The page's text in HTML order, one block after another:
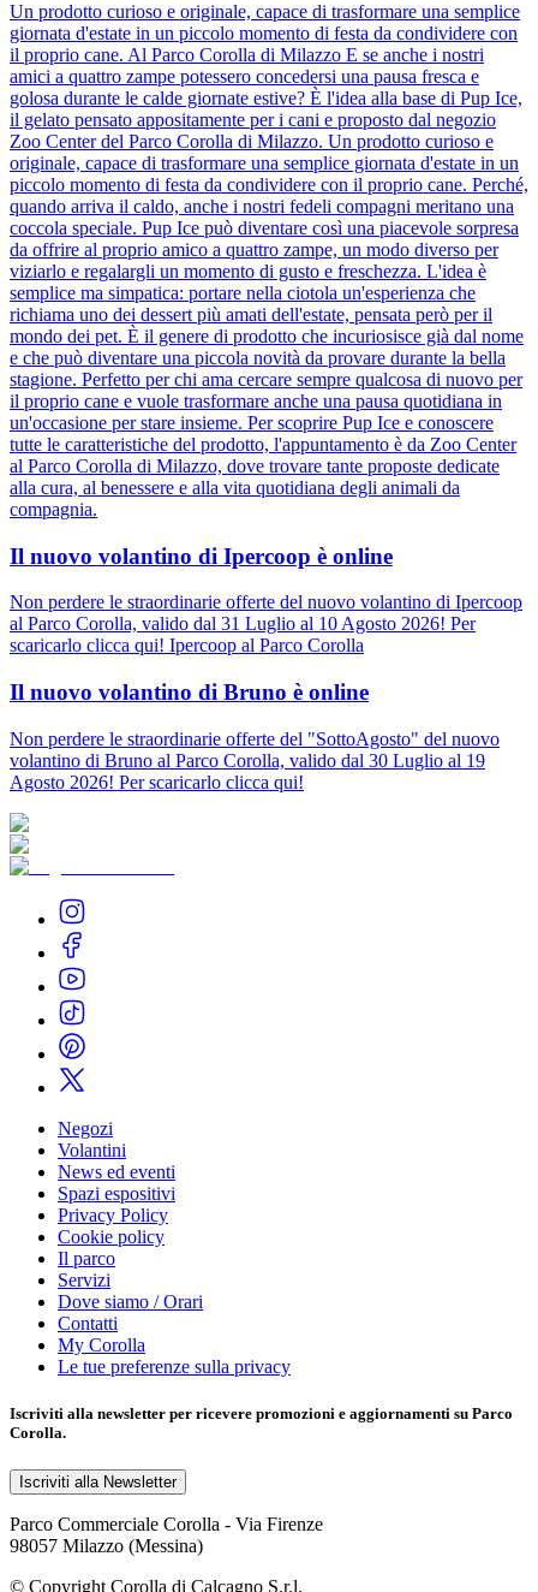
Un prodotto curioso e originale, capace di trasformare una semplice
giornata d'estate in un piccolo momento di festa da condividere con
il proprio cane. Al Parco Corolla di Milazzo E se anche i nostri
amici a quattro zampe potessero concedersi una pausa fresca e
golosa durante le calde giornate estive? È l'idea alla base di Pup Ice,
il gelato pensato appositamente per i cani e proposto dal negozio
Zoo Center del Parco Corolla di Milazzo. Un prodotto curioso e
originale, capace di trasformare una semplice giornata d'estate in un
piccolo momento di festa da condividere con il proprio cane. Perché,
quando arriva il caldo, anche i nostri fedeli compagni meritano una
coccola speciale. Pup Ice può diventare così una piacevole sorpresa
da offrire al proprio amico a quattro zampe, un modo diverso per
viziarlo e regalargli un momento di gusto e freschezza. L'idea è
semplice ma simpatica: portare nella ciotola un'esperienza che
richiama uno dei dessert più amati dell'estate, pensata però per il
mondo dei pet. È il genere di prodotto che incuriosisce già dal nome
e che può diventare una piccola novità da provare durante la bella
stagione. Perfetto per chi ama cercare sempre qualcosa di nuovo per
il proprio cane e vuole trasformare anche una pausa quotidiana in
un'occasione per stare insieme. Per scoprire Pup Ice e conoscere
tutte le caratteristiche del prodotto, l'appuntamento è da Zoo Center
al Parco Corolla di Milazzo, dove trovare tante proposte dedicate
alla cura, al benessere e alla vita quotidiana degli animali da
compagnia.
Il nuovo volantino di Ipercoop è online
Non perdere le straordinarie offerte del nuovo volantino di Ipercoop
al Parco Corolla, valido dal 31 Luglio al 10 Agosto 2026! Per
scaricarlo clicca qui! Ipercoop al Parco Corolla
Il nuovo volantino di Bruno è online
Non perdere le straordinarie offerte del "SottoAgosto" del nuovo
volantino di Bruno al Parco Corolla, valido dal 30 Luglio al 19
Agosto 2026! Per scaricarlo clicca qui!
Negozi
Volantini
News ed eventi
Spazi espositivi
Privacy Policy
Cookie policy
Il parco
Servizi
Dove siamo / Orari
Contatti
My Corolla
Le tue preferenze sulla privacy
Iscriviti alla newsletter per ricevere promozioni e aggiornamenti su Parco
Corolla.
Iscriviti alla Newsletter
Parco Commerciale Corolla - Via Firenze
98057 Milazzo (Messina)
© Copyright Corolla di Calcagno S.r.l.